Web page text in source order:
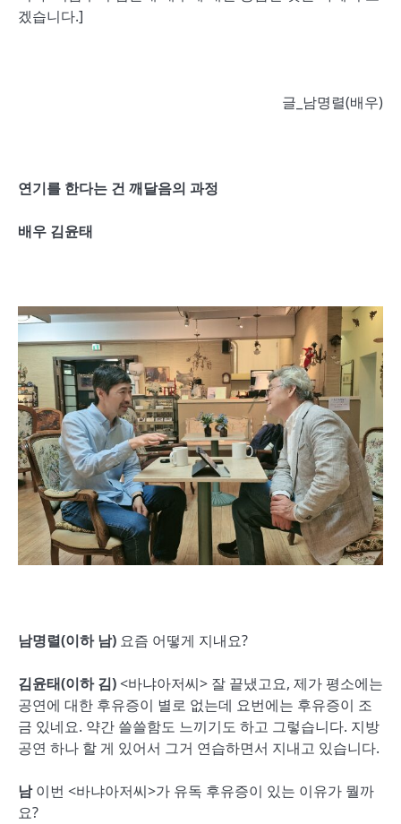
겠습니다.]
글_남명렬(배우)
연기를 한다는 건 깨달음의 과정
배우 김윤태
남명렬(이하 남) 요즘 어떻게 지내요?
김윤태(이하 김)<바냐아저씨> 잘 끝냈고요, 제가 평소에는
공연에 대한 후유증이 별로 없는데 요번에는 후유증이 조
금 있네요. 약간 쓸쓸함도 느끼기도 하고 그렇습니다. 지방
공연 하나 할 게 있어서 그거 연습하면서 지내고 있습니다.
남이번 <바냐아저씨>가 유독 후유증이 있는 이유가 뭘까
요?